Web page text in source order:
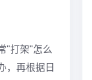
"打架"怎么
，再根据日